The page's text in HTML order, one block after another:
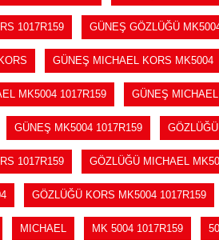
1017R159 GÜNEŞ GÖZLÜĞÜ
GÜNEŞ MICHAEL KORS MK5004
MK5004 1017R159 GÜNEŞ
GÜNEŞ MK5004 1017R159
1017R159 GÖZLÜĞÜ MICHAEL
GÖZLÜĞÜ KORS MK5004 1017R159
MICHAEL MK 5004 1017R159